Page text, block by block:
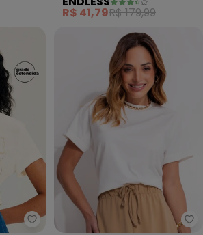
Curta (Bege)
R$ 41,79R$ 179,99
Marialícia - Blusa Feminina